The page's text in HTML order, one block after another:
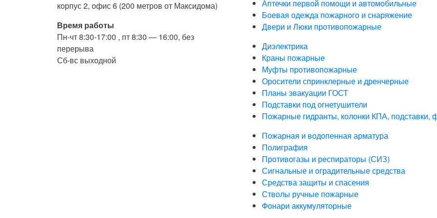
Аптечки первой помощи и автомобильные
Боевая одежда пожарного и снаряжение
Двери и Люки противопожарные
Диэлектрика
Краны пожарные
Муфты противопожарные
Оросители спринклерные и дренчерные
Планы эвакуации ГОСТ
Подставки под огнетушители
Пожарные гидранты, колонки КПА, подставки,
Пожарная и водопенная арматура
Полиграфия
Противогазы и респираторы (СИЗ)
Сигнальные и оградительные средства
Средства защиты и спасения
Стволы ручные пожарные
Фонари аккумуляторные
корпус 2, офис 6 (200 метров от Максидома)
Время работы
Пн-чт 8:30-17:00 , пт 8:30 — 16:00, без
перерыва
Сб-вс выходной